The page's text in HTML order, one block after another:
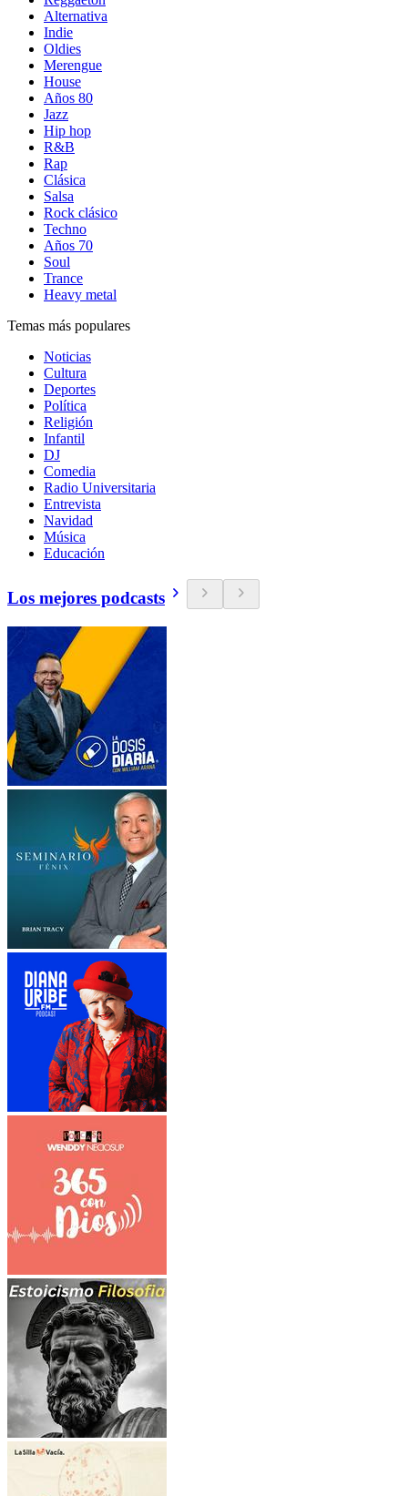
Alternativa
Indie
Oldies
Merengue
House
Años 80
Jazz
Hip hop
R&B
Rap
Clásica
Salsa
Rock clásico
Techno
Años 70
Soul
Trance
Heavy metal
Temas más populares
Noticias
Cultura
Deportes
Política
Religión
Infantil
DJ
Comedia
Radio Universitaria
Entrevista
Navidad
Música
Educación
Los mejores podcasts